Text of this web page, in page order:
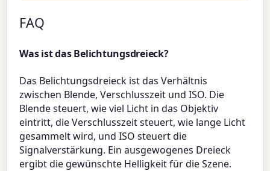
FAQ
Was ist das Belichtungsdreieck?
Das Belichtungsdreieck ist das Verhältnis
zwischen Blende, Verschlusszeit und ISO. Die
Blende steuert, wie viel Licht in das Objektiv
eintritt, die Verschlusszeit steuert, wie lange Licht
gesammelt wird, und ISO steuert die
Signalverstärkung. Ein ausgewogenes Dreieck
ergibt die gewünschte Helligkeit für die Szene.